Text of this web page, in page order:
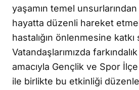
yaşamın temel
hayatta düzenli hareket
hastalığın önlenmesine katkı
Vatandaşlarımızda
amacıyla Gençlik ve Spor
ile birlikte bu etkinliği